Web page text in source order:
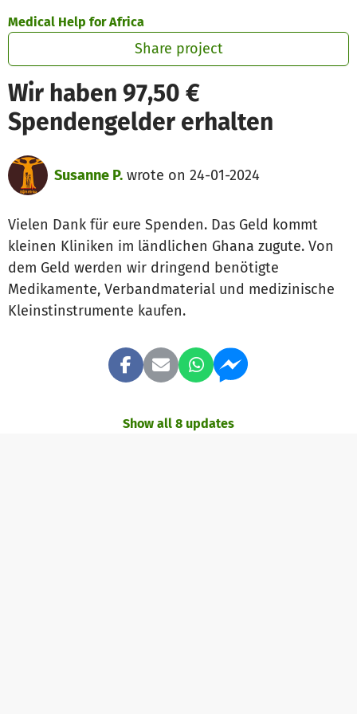
Medical Help for Africa
Share project
Wir haben 97,50 €
Spendengelder erhalten
Susanne P. wrote on 24-01-2024
Vielen Dank für eure Spenden. Das Geld kommt
kleinen Kliniken im ländlichen Ghana zugute. Von
dem Geld werden wir dringend benötigte
Medikamente, Verbandmaterial und medizinische
Kleinstinstrumente kaufen.
Show all 8 updates